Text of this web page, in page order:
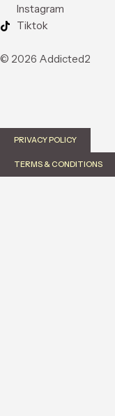
Instagram
Tiktok
© 2026 Addicted2
PRIVACY POLICY
TERMS & CONDITIONS